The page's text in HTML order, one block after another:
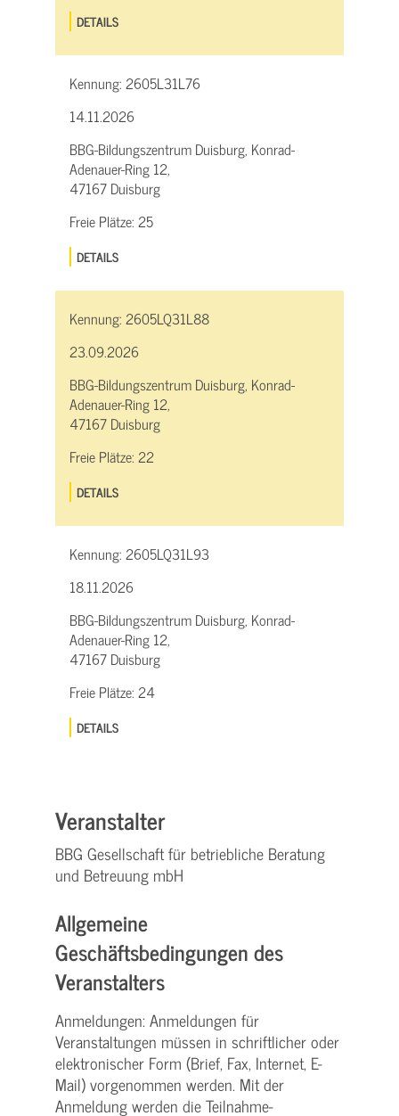
DETAILS
Kennung:2605L31L76
14.11.2026
BBG-Bildungszentrum Duisburg, Konrad-
Adenauer-Ring 12,
47167 Duisburg
Freie Plätze:25
DETAILS
Kennung:2605LQ31L88
23.09.2026
BBG-Bildungszentrum Duisburg, Konrad-
Adenauer-Ring 12,
47167 Duisburg
Freie Plätze:22
DETAILS
Kennung:2605LQ31L93
18.11.2026
BBG-Bildungszentrum Duisburg, Konrad-
Adenauer-Ring 12,
47167 Duisburg
Freie Plätze:24
DETAILS
Veranstalter
BBG Gesellschaft für betriebliche Beratung
und Betreuung mbH
Allgemeine
Geschäftsbedingungen des
Veranstalters
Anmeldungen: Anmeldungen für
Veranstaltungen müssen in schriftlicher oder
elektronischer Form (Brief, Fax, Internet, E-
Mail) vorgenommen werden. Mit der
Anmeldung werden die Teilnahme­